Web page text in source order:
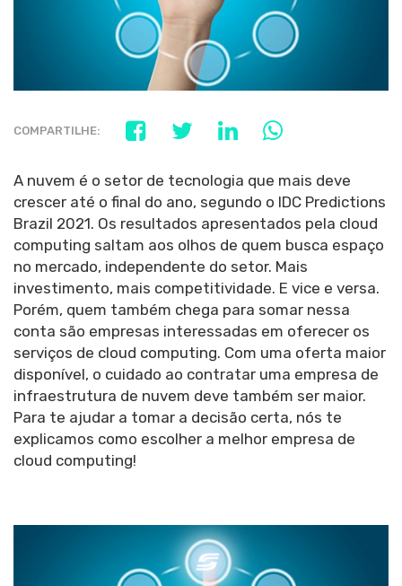
COMPARTILHE:
A nuvem é o setor de tecnologia que mais deve
crescer até o final do ano, segundo o IDC Predictions
Brazil 2021. Os resultados apresentados pela cloud
computing saltam aos olhos de quem busca espaço
no mercado, independente do setor. Mais
investimento, mais competitividade. E vice e versa.
Porém, quem também chega para somar nessa
conta são empresas interessadas em oferecer os
serviços de cloud computing. Com uma oferta maior
disponível, o cuidado ao contratar uma empresa de
infraestrutura de nuvem deve também ser maior.
Para te ajudar a tomar a decisão certa, nós te
explicamos como escolher a melhor empresa de
cloud computing!